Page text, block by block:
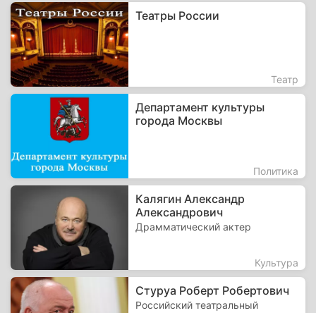
Театры России
Театр
Департамент культуры
города Москвы
Политика
Калягин Александр
Александрович
Драмматический актер
Культура
Стуруа Роберт Робертович
Российский театральный